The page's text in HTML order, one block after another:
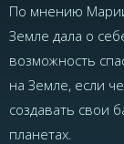
По мнению
Земле дала о
возможность
на Земле, если
создавать свои
планетах.